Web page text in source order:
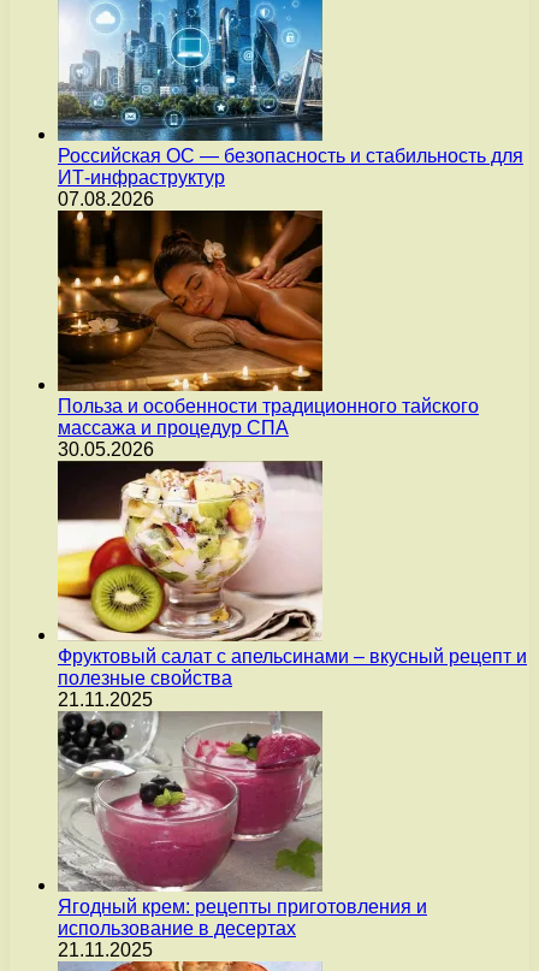
Российская ОС — безопасность и стабильность для
ИТ-инфраструктур
07.08.2026
Польза и особенности традиционного тайского
массажа и процедур СПА
30.05.2026
Фруктовый салат с апельсинами – вкусный рецепт и
полезные свойства
21.11.2025
Ягодный крем: рецепты приготовления и
использование в десертах
21.11.2025